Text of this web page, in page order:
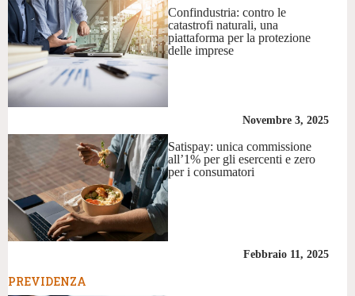
Confindustria: contro le
catastrofi naturali, una
piattaforma per la protezione
delle imprese
Novembre 3, 2025
Satispay: unica commissione
all’1% per gli esercenti e zero
per i consumatori
Febbraio 11, 2025
PREVIDENZA